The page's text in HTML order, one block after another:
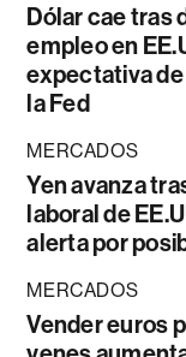
Dólar cae tras
empleo en
expectativa de
la Fed
MERCADOS
Yen avanza
laboral de
alerta por
MERCADOS
Vender euros